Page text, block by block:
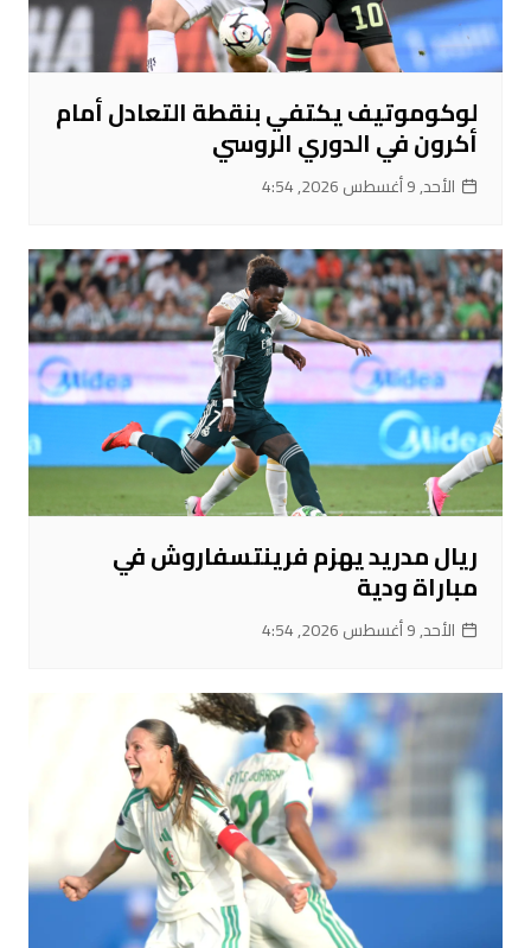
لوكوموتيف يكتفي بنقطة التعادل أمام
أكرون في الدوري الروسي
الأحد, 9 أغسطس 2026, 4:54
ريال مدريد يهزم فرينتسفاروش في
مباراة ودية
الأحد, 9 أغسطس 2026, 4:54